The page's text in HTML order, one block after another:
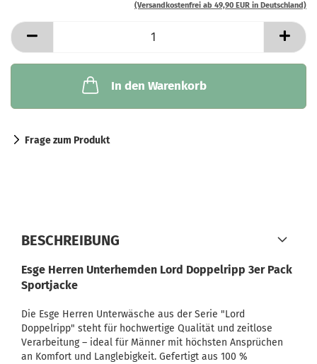
(Versandkostenfrei ab 49,90 EUR in Deutschland)
In den Warenkorb
Frage zum Produkt
BESCHREIBUNG
Esge Herren Unterhemden Lord Doppelripp 3er Pack
Sportjacke
Die Esge Herren Unterwäsche aus der Serie "Lord
Doppelripp" steht für hochwertige Qualität und zeitlose
Verarbeitung – ideal für Männer mit höchsten Ansprüchen
an Komfort und Langlebigkeit. Gefertigt aus 100 %